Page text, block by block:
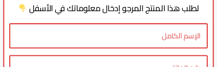
لطلب هذا المنتج المرجو إدخال معلوماتك في الأسفل